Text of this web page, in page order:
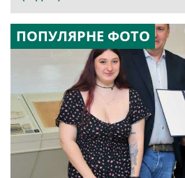
ПОПУЛЯРНЕ ФОТО